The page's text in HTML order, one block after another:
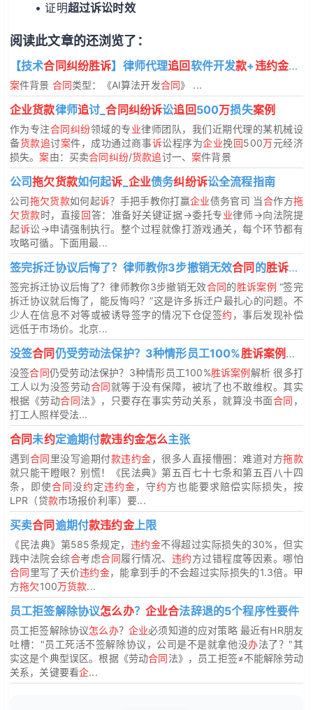
• 证明超过诉讼时效
阅读此文章的还浏览了：
【技术合同纠纷胜诉】律师代理追回软件开发款+违约金800
案件背景 合同类型：《AI算法开发合同》 ...
企业货款律师追讨_合同纠纷诉讼追回500万损失案例
作为专注合同纠纷领域的专业律师团队，我们近期代理的某机械设
备货款追讨案件，成功通过商事诉讼程序为企业挽回500万元经济
损失。案由：买卖合同纠纷/货款追讨一、案件背景
公司拖欠货款如何起诉 企业债务纠纷诉讼全流程指南
公司拖欠货款如何起诉？手把手教你打赢企业债务官司 当合作方拖
欠货款时，直接回答：准备好关键证据→委托专业律师→向法院提
起诉讼→申请强制执行。整个过程就像打游戏通关，每个环节都有
攻略可循。下面用最...
签完拆迁协议后悔了？律师教你3步撤销无效合同的胜诉案例
签完拆迁协议后悔了？律师教你3步撤销无效合同的胜诉案例 “签完
拆迁协议就后悔了，能反悔吗？”这是许多拆迁户最扎心的问题。不
少人在信息不对等或被诱导签字的情况下仓促签约 ，事后发现补偿
远低于市场价。北京...
没签合同仍受劳动法保护？3种情形员工100%胜诉案例 解析
没签合同仍受劳动法保护？3种情形员工100%胜诉案例解析 很多打
工人以为没签劳动合同就等于没有保障，被坑了也不敢维权。其实
根据《劳动合同法》，只要存在事实劳动关系，就算没书面合同 ，
打工人照样受法...
合同未约定逾期付款违约金怎么主张
遇到合同里没写逾期付款违约金，很多人直接懵圈：难道对方拖款
就只能干瞪眼？别慌！《民法典》第五百七十七条和第五百八十四
条，即使合同没约定违约金，守约方也能要求赔偿实际损失，按
LPR（贷款市场报价利率）要...
买卖合同逾期付款违约金上限
《民法典》第585条规定， 违约金不得超过实际损失的30%，但实
践中法院会综合考虑合同履行情况、 违约方过错程度等因素。哪怕
合同里写了天价违约金，能拿到手的不会超过实际损失的1.3倍。甲
方拖欠100万货款...
员工拒签解除协议怎么办？ 企业合法辞退的5个程序性要件
员工拒签解除协议怎么办？ 企业必须知道的应对策略 最近有HR朋友
吐槽："员工死活不签解除协议，公司是不是就拿他没办法了？"其
实这是个典型误区。根据《劳动合同法》，员工拒签≠不能解除劳动
关系，关键要看企...